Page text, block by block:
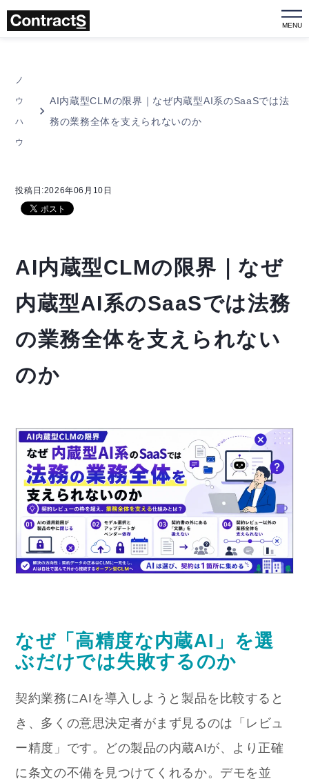
MENU
ノ
ウ
ハ
ウ
AI内蔵型CLMの限界｜なぜ内蔵型AI系のSaaSでは法
務の業務全体を支えられないのか
投稿日:2026年06月10日
AI内蔵型CLMの限界｜なぜ
内蔵型AI系のSaaSでは法務
の業務全体を支えられない
のか
なぜ「高精度な内蔵AI」を選
ぶだけでは失敗するのか
契約業務にAIを導入しようと製品を比較すると
き、多くの意思決定者がまず見るのは「レビュ
ー精度」です。どの製品の内蔵AIが、より正確
に条文の不備を見つけてくれるか。デモを並